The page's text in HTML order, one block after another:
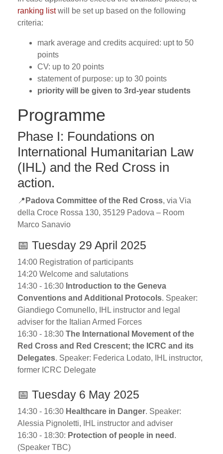
ranking listwill be set up based on the following
criteria:
mark average and credits acquired: upt to 50
points
CV: up to 20 points
statement of purpose: up to 30 points
priority will be given to 3rd-year students
Programme
Phase I: Foundations on
International Humanitarian Law
(IHL) and the Red Cross in
action.
📍 Padova Committee of the Red Cross, via Via
della Croce Rossa 130, 35129 Padova – Room
Marco Sanavio
📅 Tuesday 29 April 2025
14:00 Registration of participants
14:20 Welcome and salutations
14:30 - 16:30 Introduction to the Geneva
Conventions and Additional Protocols. Speaker:
Giandiego Comunello, IHL instructor and legal
adviser for the Italian Armed Forces
16:30 - 18:30 The International Movement of the
Red Cross and Red Crescent; the ICRC and its
Delegates. Speaker: Federica Lodato, IHL instructor,
former ICRC Delegate
📅 Tuesday 6 May 2025
14:30 - 16:30 Healthcare in Danger. Speaker:
Alessia Pignoletti, IHL instructor and adviser
16:30 - 18:30: Protection of people in need .
(Speaker TBC)